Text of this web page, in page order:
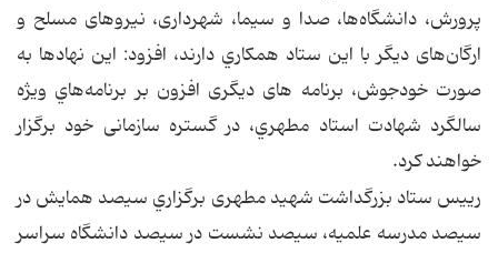
پرورش، دانشگاه‌ها، صدا و سیما، شهرداری، نیروهای مسلح و
ارگان‌های دیگر با اين ستاد همكاري دارند، افزود: این نهادها به
صورت خودجوش، برنامه های دیگری افزون بر برنامه‌هاي ويژه
سالگرد شهادت استاد مطهري، در گستره سازمانی خود برگزار
خواهند کرد.
رییس ستاد بزرگداشت شهید مطهری برگزاري سيصد همایش در
سيصد مدرسه علميه، سيصد نشست در سيصد دانشگاه سراسر